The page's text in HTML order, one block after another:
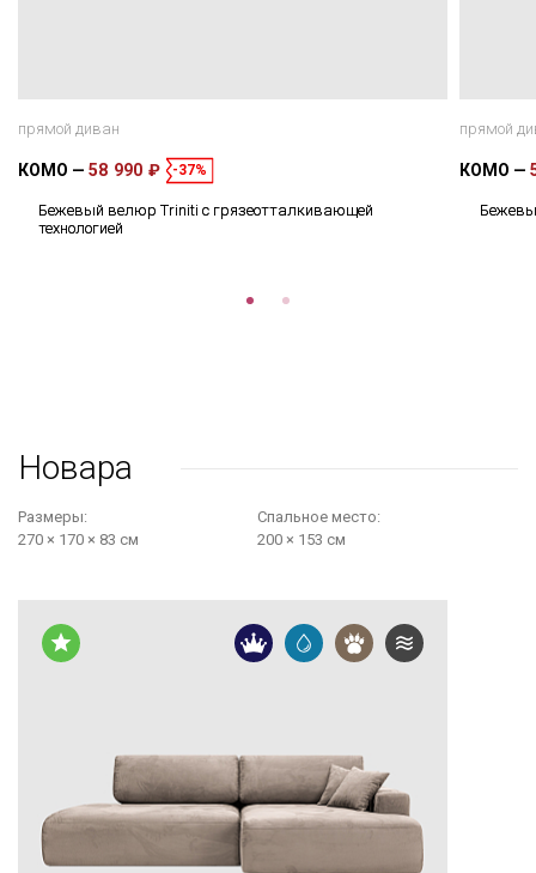
прямой диван
КОМО 58 990 ₽ -37%
Бежевый велюр Triniti с грязеотталкивающей
технологией
прямой
КОМО
Новара
Размеры:
270 × 170 × 83 см
Cпальное место:
200 × 153 см